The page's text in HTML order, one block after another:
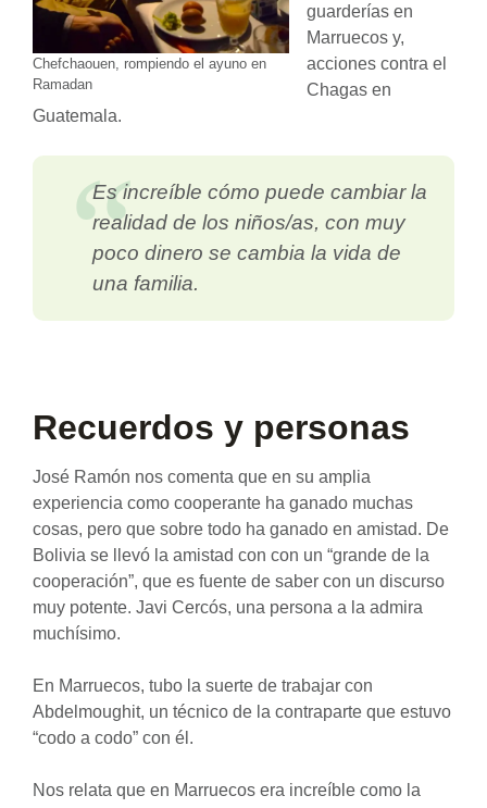
Chefchaouen, rompiendo el ayuno en
Ramadan
guarderías en
Marruecos y,
acciones contra el
Chagas en
Guatemala.
Es increíble cómo puede cambiar la
realidad de los niños/as, con muy
poco dinero se cambia la vida de
una familia.
Recuerdos y personas
José Ramón nos comenta que en su amplia
experiencia como cooperante ha ganado muchas
cosas, pero que sobre todo ha ganado en amistad. De
Bolivia se llevó la amistad con con un “grande de la
cooperación”, que es fuente de saber con un discurso
muy potente. Javi Cercós, una persona a la admira
muchísimo.
En Marruecos, tubo la suerte de trabajar con
Abdelmoughit, un técnico de la contraparte que estuvo
“codo a codo” con él.
Nos relata que en Marruecos era increíble como la